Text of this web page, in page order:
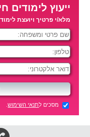
ייעוץ לימודים
מלא/י פרטיך ויועצת
מסכים לתנאי השימוש.